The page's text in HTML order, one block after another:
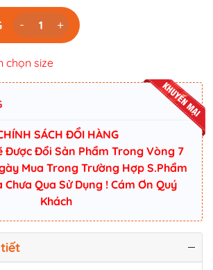
- +
chọn size
SÁCH ĐỔI HÀNG
Được Đổi Sản Phẩm Trong Vòng 7
Mua Trong Trường Hợp S.Phẩm
Chưa Qua Sử Dụng ! Cám Ơn Quý
Khách